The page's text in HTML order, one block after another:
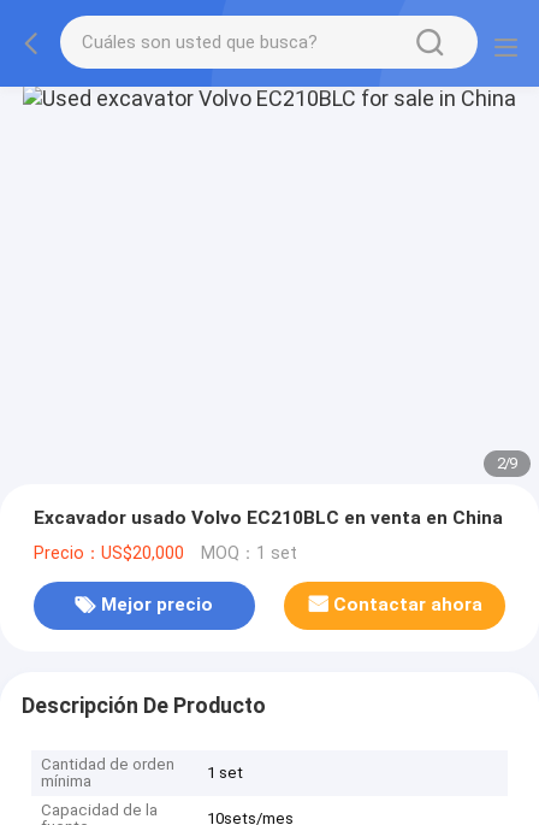
2/9
Excavador usado Volvo EC210BLC en venta en China
Precio：US$20,000 MOQ：1 set
Mejor precio Contactar ahora
Descripción De Producto
Cantidad de orden
mínima
1 set
Capacidad de la
10sets/mes